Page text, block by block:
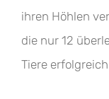
ihren Höhlen
die nur 12
Tiere